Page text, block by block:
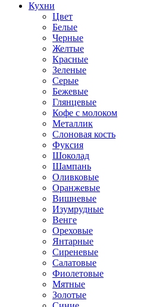
Кухни
Цвет
Белые
Черные
Желтые
Красные
Зеленые
Серые
Бежевые
Глянцевые
Кофе с молоком
Металлик
Слоновая кость
Фуксия
Шоколад
Шампань
Оливковые
Оранжевые
Вишневые
Изумрудные
Венге
Ореховые
Янтарные
Сиреневые
Салатовые
Фиолетовые
Мятные
Золотые